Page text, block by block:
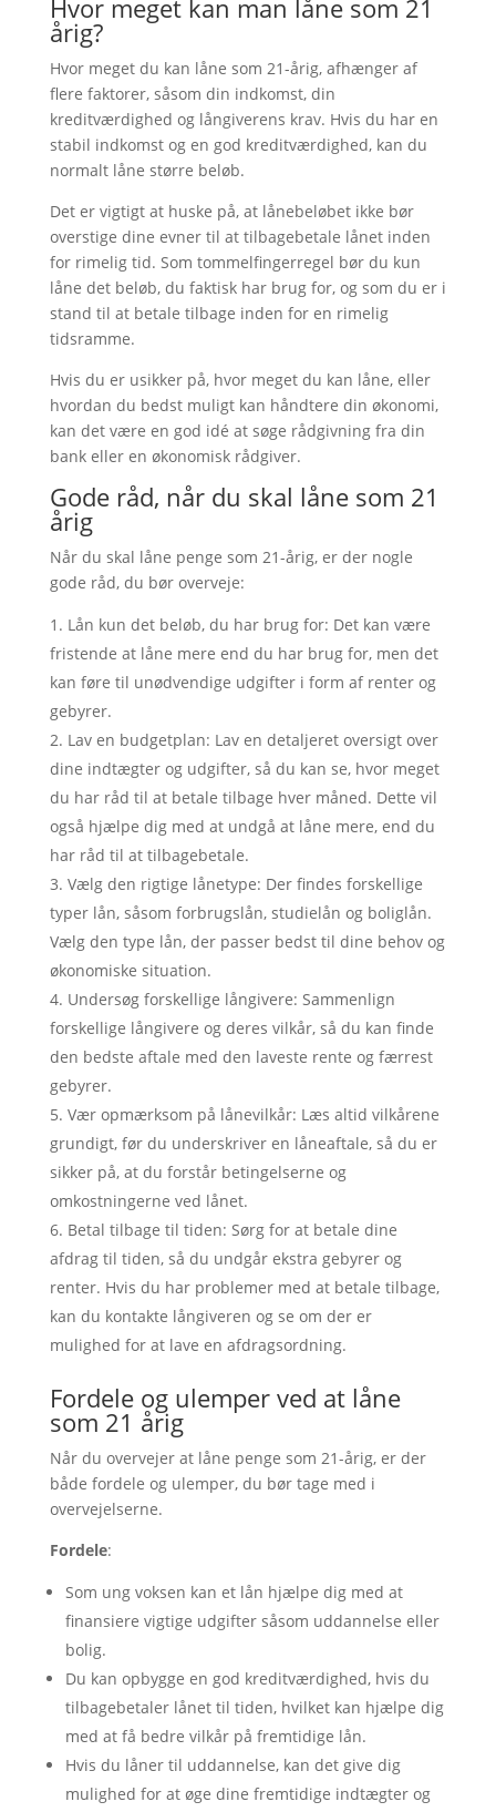
Hvor meget kan man låne som 21
årig?
Hvor meget du kan låne som 21-årig, afhænger af
flere faktorer, såsom din indkomst, din
kreditværdighed og långiverens krav. Hvis du har en
stabil indkomst og en god kreditværdighed, kan du
normalt låne større beløb.
Det er vigtigt at huske på, at lånebeløbet ikke bør
overstige dine evner til at tilbagebetale lånet inden
for rimelig tid. Som tommelfingerregel bør du kun
låne det beløb, du faktisk har brug for, og som du er i
stand til at betale tilbage inden for en rimelig
tidsramme.
Hvis du er usikker på, hvor meget du kan låne, eller
hvordan du bedst muligt kan håndtere din økonomi,
kan det være en god idé at søge rådgivning fra din
bank eller en økonomisk rådgiver.
Gode råd, når du skal låne som 21
årig
Når du skal låne penge som 21-årig, er der nogle
gode råd, du bør overveje:
Lån kun det beløb, du har brug for: Det kan være
fristende at låne mere end du har brug for, men det
kan føre til unødvendige udgifter i form af renter og
gebyrer.
Lav en budgetplan: Lav en detaljeret oversigt over
dine indtægter og udgifter, så du kan se, hvor meget
du har råd til at betale tilbage hver måned. Dette vil
også hjælpe dig med at undgå at låne mere, end du
har råd til at tilbagebetale.
Vælg den rigtige lånetype: Der findes forskellige
typer lån, såsom forbrugslån, studielån og boliglån.
Vælg den type lån, der passer bedst til dine behov og
økonomiske situation.
Undersøg forskellige långivere: Sammenlign
forskellige långivere og deres vilkår, så du kan finde
den bedste aftale med den laveste rente og færrest
gebyrer.
Vær opmærksom på lånevilkår: Læs altid vilkårene
grundigt, før du underskriver en låneaftale, så du er
sikker på, at du forstår betingelserne og
omkostningerne ved lånet.
Betal tilbage til tiden: Sørg for at betale dine
afdrag til tiden, så du undgår ekstra gebyrer og
renter. Hvis du har problemer med at betale tilbage,
kan du kontakte långiveren og se om der er
mulighed for at lave en afdragsordning.
Fordele og ulemper ved at låne
som 21 årig
Når du overvejer at låne penge som 21-årig, er der
både fordele og ulemper, du bør tage med i
overvejelserne.
Fordele:
Som ung voksen kan et lån hjælpe dig med at
finansiere vigtige udgifter såsom uddannelse eller
bolig.
Du kan opbygge en god kreditværdighed, hvis du
tilbagebetaler lånet til tiden, hvilket kan hjælpe dig
med at få bedre vilkår på fremtidige lån.
Hvis du låner til uddannelse, kan det give dig
mulighed for at øge dine fremtidige indtægter og